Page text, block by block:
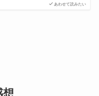
あわせて読みたい